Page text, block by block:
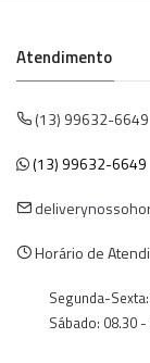
Atendimento
(13) 99632-6649
(13) 99632-6649
Horário de
Segunda-
Sábado: 08.30